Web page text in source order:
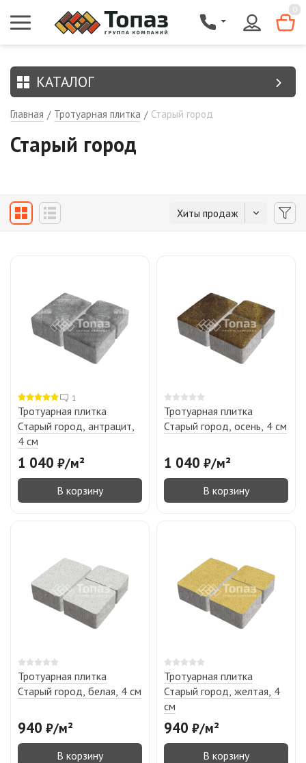
0
КАТАЛОГ
Главная / Тротуарная плитка / Старый город
Старый город
Хиты продаж
1
Тротуарная плитка
Старый город, антрацит,
4 см
1 040 ₽/м²
В корзину
Тротуарная плитка
Старый город, осень, 4 см
1 040 ₽/м²
В корзину
Тротуарная плитка
Старый город, белая, 4 см
940 ₽/м²
В корзину
Тротуарная плитка
Старый город, желтая, 4
см
940 ₽/м²
В корзину